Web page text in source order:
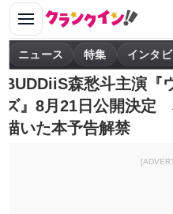
ニュース 特集 インタ
BUDDiiS森愁斗主演『
ズ』8月21日公開決定
描いた本予告解禁